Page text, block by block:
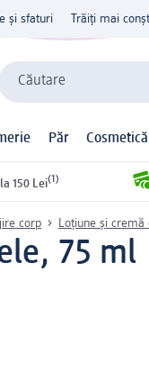
și sfaturi Trăiți mai
Căutare
Păr
150 Lei(1)
corp Loțiune și
75 ml